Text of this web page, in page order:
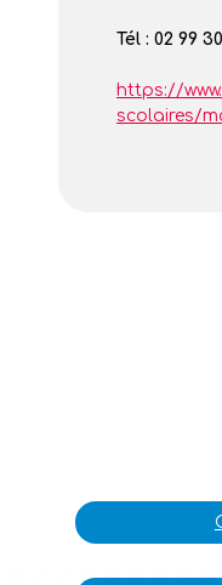
Tél : 02 99
https://
scolaires/